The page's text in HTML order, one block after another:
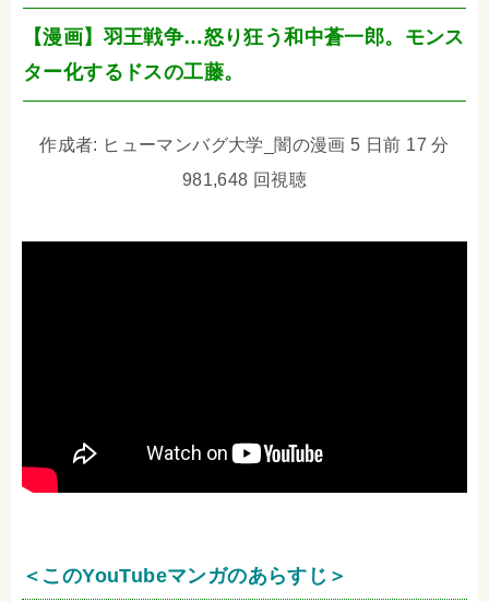
【漫画】羽王戦争…怒り狂う和中蒼一郎。モンス
ター化するドスの工藤。
作成者: ヒューマンバグ大学_闇の漫画 5 日前 17 分
981,648 回視聴
＜このYouTubeマンガのあらすじ＞